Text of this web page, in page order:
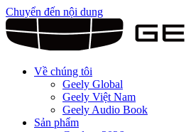
Chuyển đến nội dung
Về chúng tôi
Geely Global
Geely Việt Nam
Geely Audio Book
Sản phẩm